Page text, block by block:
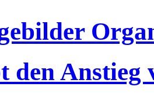
den Anstieg